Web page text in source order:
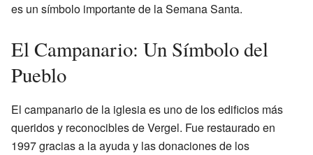
es un símbolo importante de la Semana Santa.
El Campanario: Un Símbolo del
Pueblo
El campanario de la iglesia es uno de los edificios más
queridos y reconocibles de Vergel. Fue restaurado en
1997 gracias a la ayuda y las donaciones de los